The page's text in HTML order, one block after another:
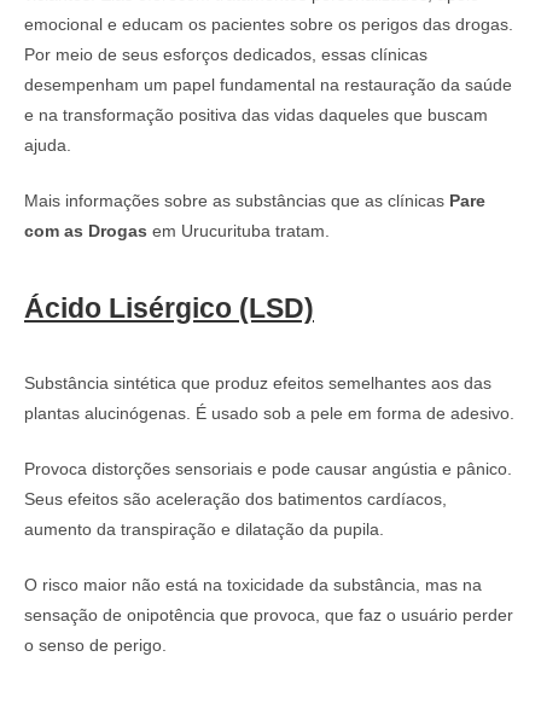
emocional e educam os pacientes sobre os perigos das drogas.
Por meio de seus esforços dedicados, essas clínicas
desempenham um papel fundamental na restauração da saúde
e na transformação positiva das vidas daqueles que buscam
ajuda.
Mais informações sobre as substâncias que as clínicas Pare
com as Drogas em Urucurituba tratam.
Ácido Lisérgico (LSD)
Substância sintética que produz efeitos semelhantes aos das
plantas alucinógenas. É usado sob a pele em forma de adesivo.
Provoca distorções sensoriais e pode causar angústia e pânico.
Seus efeitos são aceleração dos batimentos cardíacos,
aumento da transpiração e dilatação da pupila.
O risco maior não está na toxicidade da substância, mas na
sensação de onipotência que provoca, que faz o usuário perder
o senso de perigo.